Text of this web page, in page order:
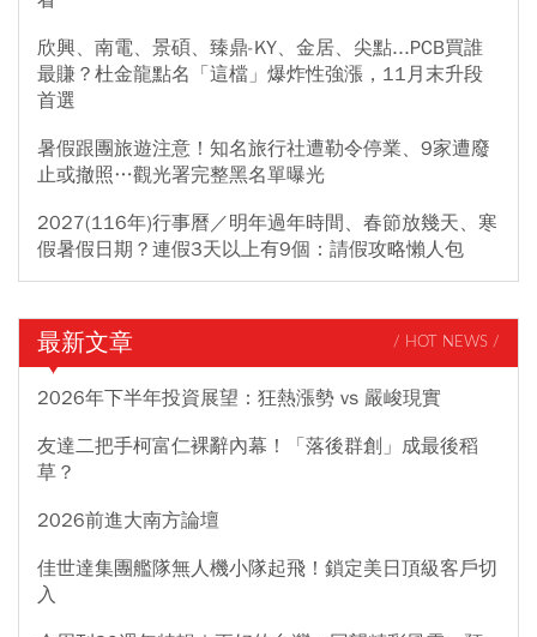
欣興、南電、景碩、臻鼎-KY、金居、尖點...PCB買誰
最賺？杜金龍點名「這檔」爆炸性強漲，11月末升段
首選
暑假跟團旅遊注意！知名旅行社遭勒令停業、9家遭廢
止或撤照…觀光署完整黑名單曝光
2027(116年)行事曆／明年過年時間、春節放幾天、寒
假暑假日期？連假3天以上有9個：請假攻略懶人包
最新文章 / HOT NEWS /
2026年下半年投資展望：狂熱漲勢 vs 嚴峻現實
友達二把手柯富仁裸辭內幕！「落後群創」成最後稻
草？
2026前進大南方論壇
佳世達集團艦隊無人機小隊起飛！鎖定美日頂級客戶切
入